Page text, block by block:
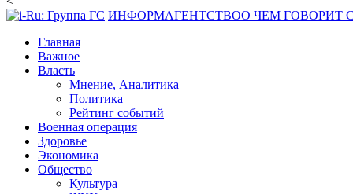
ИНФОРМАГЕНТСТВОО ЧЕМ ГОВОРИТ
Главная
Важное
Власть
Мнение, Аналитика
Политика
Рейтинг событий
Военная операция
Здоровье
Экономика
Общество
Культура